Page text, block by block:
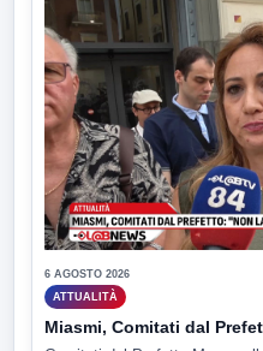
6 AGOSTO 2026
ATTUALITÀ
Miasmi, Comitati dal